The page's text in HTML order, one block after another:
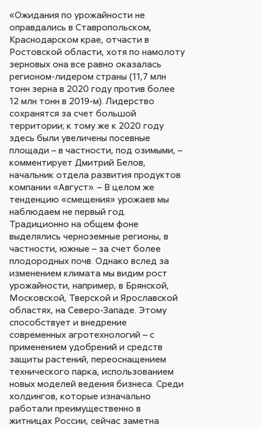
«Ожидания по урожайности не
оправдались в Ставропольском,
Краснодарском крае, отчасти в
Ростовской области, хотя по намолоту
зерновых она все равно оказалась
регионом-лидером страны (11,7 млн
тонн зерна в 2020 году против более
12 млн тонн в 2019-м). Лидерство
сохранятся за счет большой
территории; к тому же к 2020 году
здесь были увеличены посевные
площади – в частности, под озимыми, –
комментирует Дмитрий Белов,
начальник отдела развития продуктов
компании «Август». – В целом же
тенденцию «смещения» урожаев мы
наблюдаем не первый год.
Традиционно на общем фоне
выделялись черноземные регионы, в
частности, южные – за счет более
плодородных почв. Однако вслед за
изменением климата мы видим рост
урожайности, например, в Брянской,
Московской, Тверской и Ярославской
областях, на Северо-Западе. Этому
способствует и внедрение
современных агротехнологий – с
применением удобрений и средств
защиты растений, переоснащением
технического парка, использованием
новых моделей ведения бизнеса. Среди
холдингов, которые изначально
работали преимущественно в
житницах России, сейчас заметна